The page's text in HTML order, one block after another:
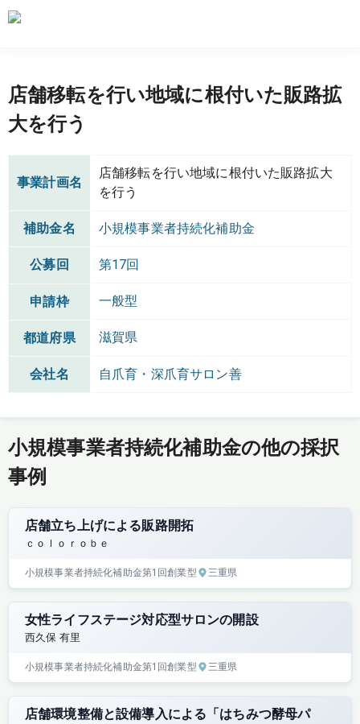
店舗移転を行い地域に根付いた販路拡
大を行う
事業計画名
店舗移転を行い地域に根付いた販路拡大
を行う
補助金名 小規模事業者持続化補助金
公募回 第17回
申請枠 一般型
都道府県 滋賀県
会社名 自爪育・深爪育サロン善
小規模事業者持続化補助金の他の採択
事例
店舗立ち上げによる販路開拓
ｃｏｌｏｒｏｂｅ
小規模事業者持続化補助金第1回創業型 三重県
女性ライフステージ対応型サロンの開設
西久保 有里
小規模事業者持続化補助金第1回創業型 三重県
店舗環境整備と設備導入による「はちみつ酵母パ